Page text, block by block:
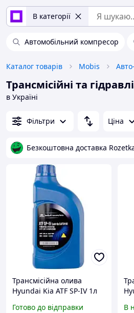
В категорії
Автомобільний компресор
Каталог товарів Mobis
Трансмісійні та
в Україні
Фільтри Ціна
Безкоштовна доставка
Трансмісійна олива
Hyundai Kia ATF SP-IV 1л
Готово до відправки В